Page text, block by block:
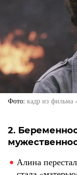
Фото кадр из фильма
2.
Алина